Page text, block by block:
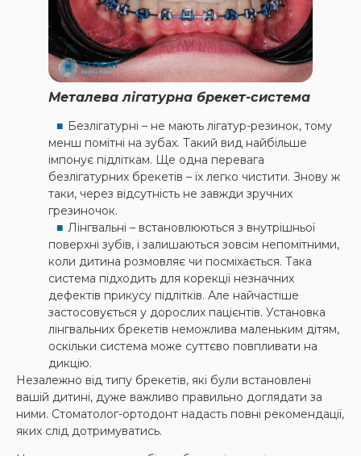
Металева лігатурна брекет-система
Безлігатурні – не мають лігатур-резинок, тому
менш помітні на зубах. Такий вид найбільше
імпонує підліткам. Ще одна перевага
безлігатурних брекетів – їх легко чистити. Знову ж
таки, через відсутність не завжди зручних
грезиночок.
Лінгвальні – встановлюються з внутрішньої
поверхні зубів, і залишаються зовсім непомітними,
коли дитина розмовляє чи посміхається. Така
система підходить для корекції незначних
дефектів прикусу підлітків. Але найчастіше
застосовується у дорослих пацієнтів. Установка
лінгвальних брекетів неможлива маленьким дітям,
оскільки система може суттєво повпливати на
дикцію.
Незалежно від типу брекетів, які були встановлені
вашій дитині, дуже важливо правильно доглядати за
ними. Стоматолог-ортодонт надасть повні рекомендації,
яких слід дотримуватись.